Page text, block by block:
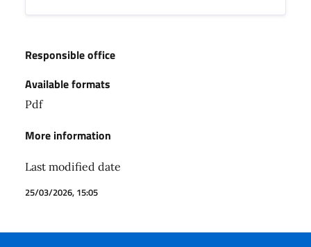
Responsible office
Available formats
Pdf
More information
Last modified date
25/03/2026, 15:05